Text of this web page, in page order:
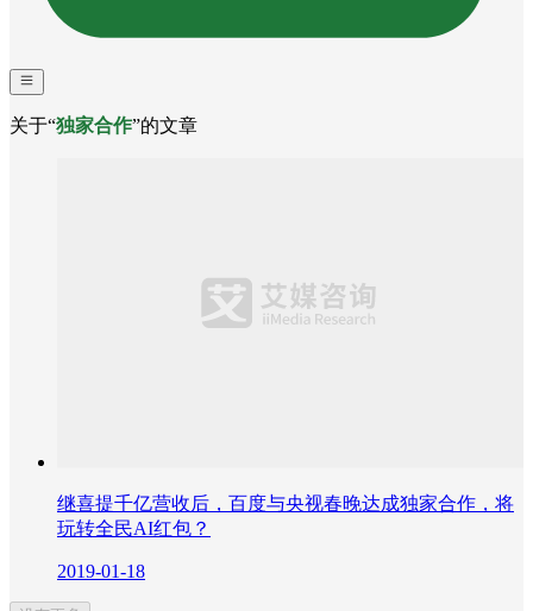
关于“独家合作”的文章
继喜提千亿营收后，百度与央视春晚达成独家合作，将
玩转全民AI红包？
2019-01-18